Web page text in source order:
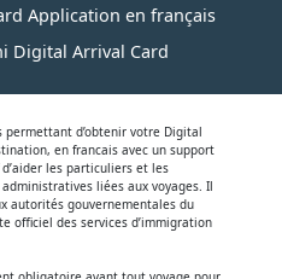
Application en français
Digital Arrival Card
d’obtenir votre Digital
en francais avec un support
les particuliers et les
liées aux voyages. Il
autorités gouvernementales du
officiel des services d’immigration